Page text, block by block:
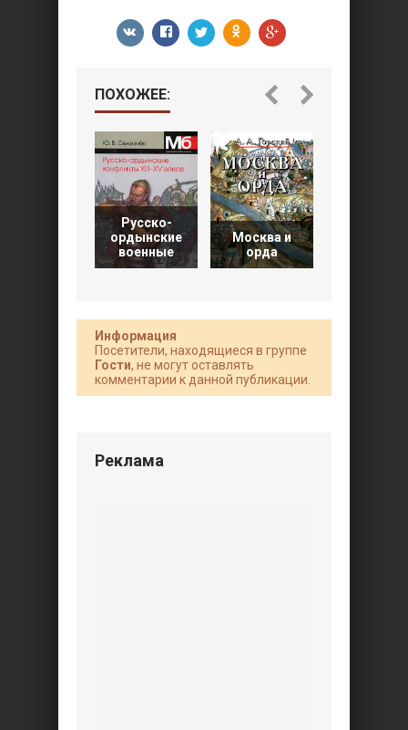
ПОХОЖЕЕ:
Русско-
ордынские
военные
Москва и
орда
Информация
Посетители, находящиеся в группе
Гости, не могут оставлять
комментарии к данной публикации.
Реклама